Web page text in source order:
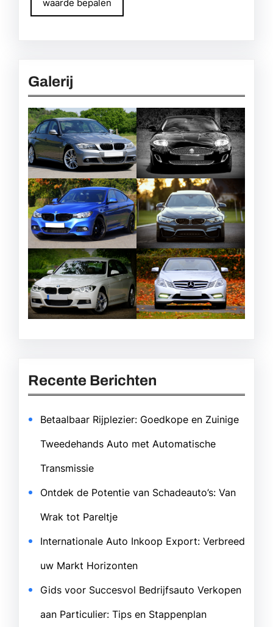
waarde bepalen
Galerij
Recente Berichten
Betaalbaar Rijplezier: Goedkope en Zuinige
Tweedehands Auto met Automatische
Transmissie
Ontdek de Potentie van Schadeauto’s: Van
Wrak tot Pareltje
Internationale Auto Inkoop Export: Verbreed
uw Markt Horizonten
Gids voor Succesvol Bedrijfsauto Verkopen
aan Particulier: Tips en Stappenplan